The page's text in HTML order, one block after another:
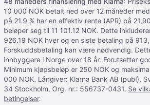
10 000 NOK betalt ned over 12 måneder
på 21.9 % har en effektiv rente (APR) på
beløper seg til 11 101.12 NOK. Dette
926.19 NOK hver og en siste betaling på
Forskuddsbetaling kan være nødvendig.
innbyggere i Norge over 18 år. Forutsetter
Minimum kjøpsbeløp er 250 NOK og
000 NOK. Långiver: Klarna Bank AB (publ),
34 Stockholm, Org. nr.: 556737-0431. Se
betingelser.